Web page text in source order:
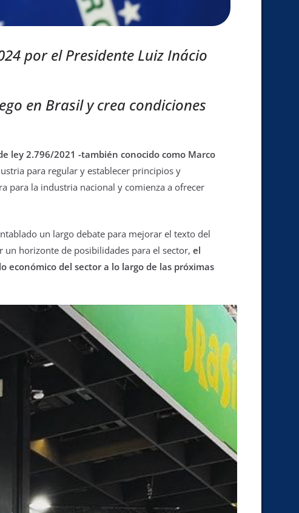
por el Presidente Luiz Inácio
en Brasil y crea condiciones
ley 2.796/2021 -también conocido como Marco
para regular y establecer principios y
para la industria nacional y comienza a ofrecer
un largo debate para mejorar el texto del
un horizonte de posibilidades para el sector, el
económico del sector a lo largo de las próximas